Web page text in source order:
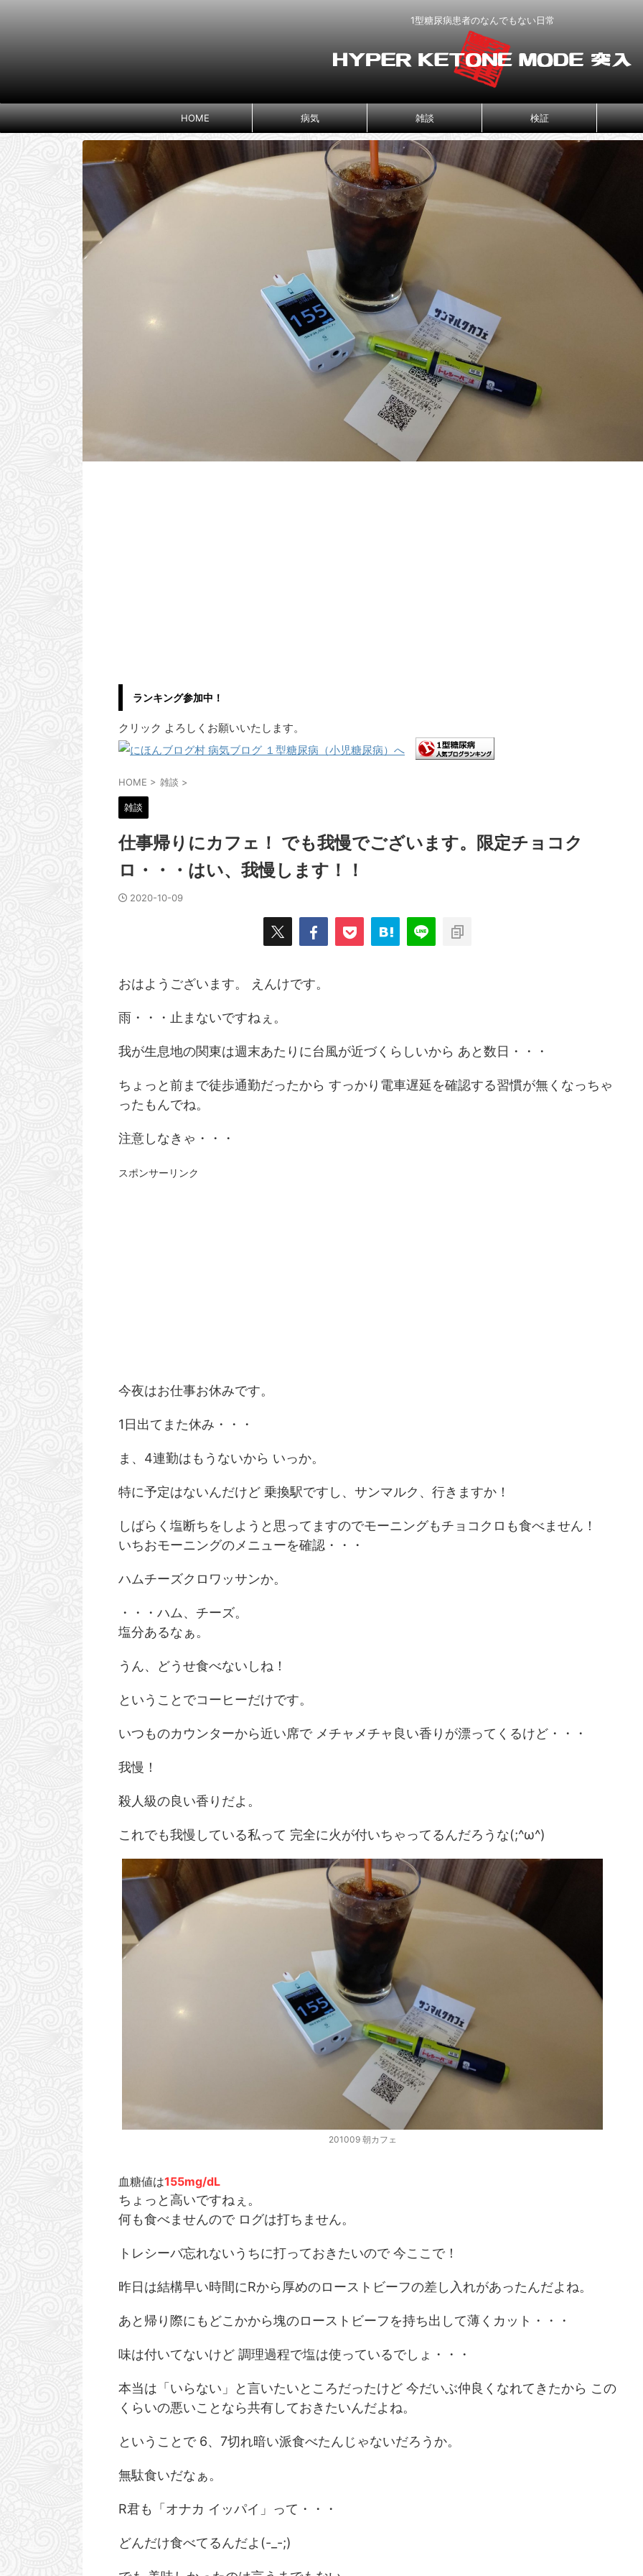
1型糖尿病患者のなんでもない日常
HOME 病気 雑談 検証
ランキング参加中！
クリック よろしくお願いいたします。
HOME > 雑談 >
雑談
仕事帰りにカフェ！ でも我慢でございます。限定チョコク
ロ・・・はい、我慢します！！
2020-10-09
おはようございます。 えんけです。
雨・・・止まないですねぇ。
我が生息地の関東は週末あたりに台風が近づくらしいから あと数日・・・
ちょっと前まで徒歩通勤だったから すっかり電車遅延を確認する習慣が無くなっちゃ
ったもんでね。
注意しなきゃ・・・
スポンサーリンク
今夜はお仕事お休みです。
1日出てまた休み・・・
ま、4連勤はもうないから いっか。
特に予定はないんだけど 乗換駅ですし、サンマルク、行きますか！
しばらく塩断ちをしようと思ってますのでモーニングもチョコクロも食べません！
いちおモーニングのメニューを確認・・・
ハムチーズクロワッサンか。
・・・ハム、チーズ。
塩分あるなぁ。
うん、どうせ食べないしね！
ということでコーヒーだけです。
いつものカウンターから近い席で メチャメチャ良い香りが漂ってくるけど・・・
我慢！
殺人級の良い香りだよ。
これでも我慢している私って 完全に火が付いちゃってるんだろうな(;^ω^)
201009 朝カフェ
血糖値は155mg/dL
ちょっと高いですねぇ。
何も食べませんので ログは打ちません。
トレシーバ忘れないうちに打っておきたいので 今ここで！
昨日は結構早い時間にRから厚めのローストビーフの差し入れがあったんだよね。
あと帰り際にもどこかから塊のローストビーフを持ち出して薄くカット・・・
味は付いてないけど 調理過程で塩は使っているでしょ・・・
本当は「いらない」と言いたいところだったけど 今だいぶ仲良くなれてきたから この
くらいの悪いことなら共有しておきたいんだよね。
ということで 6、7切れ暗い派食べたんじゃないだろうか。
無駄食いだなぁ。
R君も「オナカ イッパイ」って・・・
どんだけ食べてるんだよ(-_-;)
2026/6/29
日は通院Day。希望してないけど2連休に
なっちゃったし生存報告しておく。
はようございまう。 う。 ・・・えんけでござい
す。 早いもんで2026年も間もなく折り返しでご
います。 我が病歴も しれっと11年目に突入してお
ます。 ・・・・ プロフィールやらなんやら「9年
突入」で止まってしまってますが(;^ω^) いや、意
と更新するの面倒・・・というかやり方忘れちゃ
てるまである。 今は2026年6月も末でございま
＜通院記録＞リブレは信用するな。持効型イ
ンスリン打ちたての方が効果ある説
おはようございます。 えんけでございます！！ さ
てぇ・・・ 本日は通院記録をしてまいりたいと思い
ます。 いつものごとくイタトマに来てるんだけど
早々にクサーイ集団が近くに座ってしまい、いつま
で持つか分かりません！！ たぶん それほど臭くは
ないんだろうけど 私は本当に過敏なんだと思う。
不快って程でもないけど 何かしらのカホリがするだ
けでちょっとイラっとする。 以前 においからくる
頭痛がひどくて脳神経内科？？に行ったことあるけ
ど（もう10年以上前） その時に先生に「良かったじ
ゃないですか。毒ガス撒かれても一 ...
ReadMore
最近の血糖値ヤバい。リブレ流血で装着位
を考えてみる。
おはようございます！ えんけでございます。 なん
と晴れ晴れしい日でしょう！ クソみたいな会社を
めてやりました！！ 本当は明日も勤務予定だった
だけど、夏休みを使ってなくて、人員不足とはい
シフトがかぶってる日があったからそこを夏休み
いで休みにしてもらえた。 もういろいろ限界だっ
よ。 ひとつ文句言うね。 管理者のクソ話なんだけ
ど・・・ こいつ、基本 時間ぴったりに帰る。 なん
なら終業5分前くらいには帰る準備しちゃう系。 う
ん、それは良いと思うんだ。 だって 一応 制服があ
るから 着替える時間も仕事の時 ...